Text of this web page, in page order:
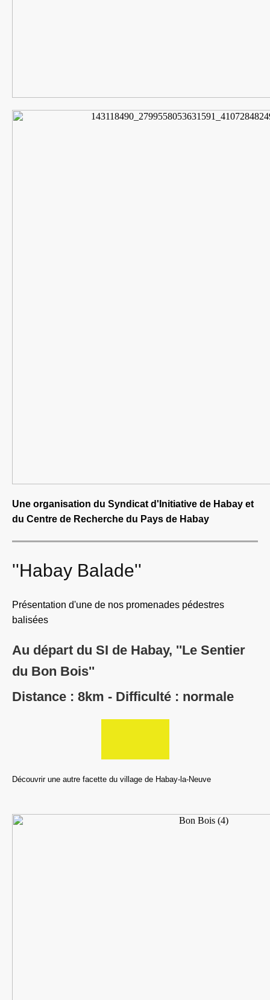
Une organisation du Syndicat d'Initiative de Habay et
du Centre de Recherche du Pays de Habay
''Habay Balade''
Présentation d'une de nos promenades pédestres
balisées
Au départ du SI de Habay, ''Le Sentier
du Bon Bois''
Distance : 8km - Difficulté : normale
Découvrir une autre facette du village de Habay-la-Neuve